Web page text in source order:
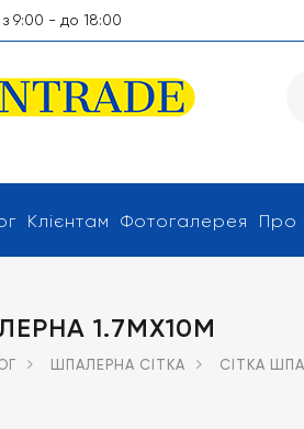
9:00 - до 18:00
Клієнтам Фотогалерея Про
1.7МХ10М
ШПАЛЕРНА СІТКА СІТКА